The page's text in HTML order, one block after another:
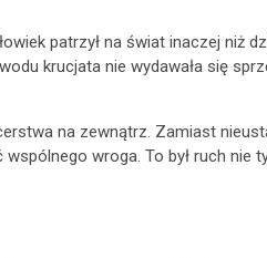
patrzył na świat inaczej niż
krucjata nie wydawała się
na zewnątrz. Zamiast
wroga. To był ruch nie